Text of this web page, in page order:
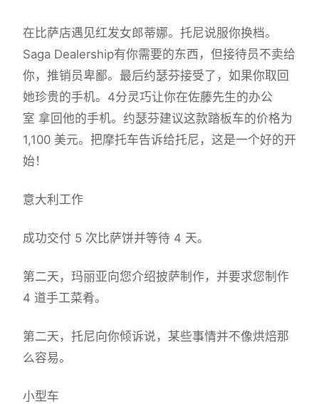
在比萨店遇见红发女郎蒂娜。托尼说服你换档。
Saga Dealership有你需要的东西，但接待员不卖给
你，推销员卑鄙。最后约瑟芬接受了，如果你取回
她珍贵的手机。4分灵巧让你在佐藤先生的办公
室 拿回他的手机。约瑟芬建议这款踏板车的价格为
1,100 美元。把摩托车告诉给托尼，这是一个好的开
始！
意大利工作
成功交付 5 次比萨饼并等待 4 天。
第二天，玛丽亚向您介绍披萨制作，并要求您制作
4 道手工菜肴。
第二天，托尼向你倾诉说，某些事情并不像烘焙那
么容易。
小型车